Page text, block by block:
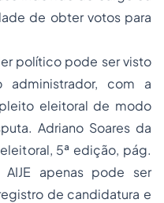
de obter votos para
político pode ser visto
administrador, com a
eleitoral de modo
Adriano Soares da
5ª edição, pág.
apenas pode ser
de candidatura e